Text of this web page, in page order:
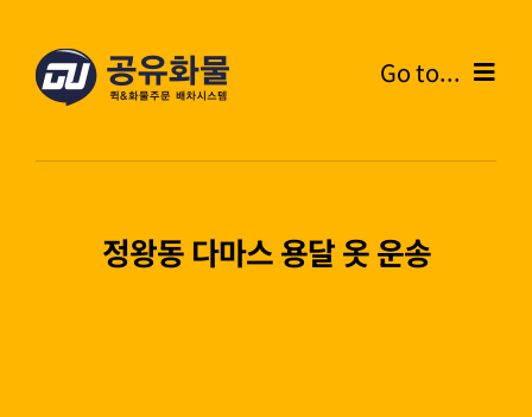
Go to...
정왕동 다마스 용달 옷 운송